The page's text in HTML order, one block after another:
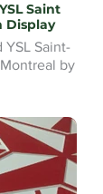
Saint
Display
YSL Saint-
by
sur mesure
par